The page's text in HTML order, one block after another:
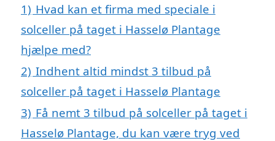
1) Hvad kan et firma med speciale i
solceller på taget i Hasselø Plantage
hjælpe med?
2) Indhent altid mindst 3 tilbud på
solceller på taget i Hasselø Plantage
3) Få nemt 3 tilbud på solceller på taget i
Hasselø Plantage, du kan være tryg ved